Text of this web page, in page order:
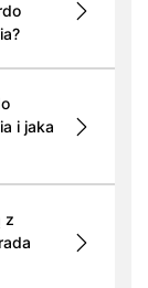
i jaka
z